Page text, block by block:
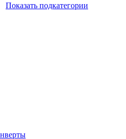
Показать подкатегории